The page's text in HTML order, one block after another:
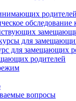
родителей
обследование
для
для замещающих
родителей
вопросы